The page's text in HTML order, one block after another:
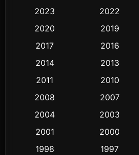
Classic หนังคลาสสิก
Comedy ตลก
Crime อาชญากรรม
Cult Film
2023
2022
2020
2019
2017
2016
2014
2013
2011
2010
2008
2007
2004
2003
2001
2000
1998
1997